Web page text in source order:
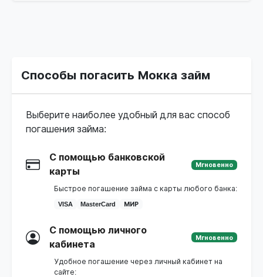
Способы погасить Мокка займ
Выберите наиболее удобный для вас способ
погашения займа:
С помощью банковской
карты
Мгновенно
Быстрое погашение займа с карты любого банка:
VISA MasterCard МИР
С помощью личного
кабинета
Мгновенно
Удобное погашение через личный кабинет на
сайте: